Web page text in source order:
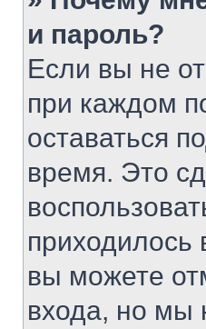
и пароль?
Если вы не
при каждом
оставаться
время. Это
приходилось
вы можете
входа, но мы